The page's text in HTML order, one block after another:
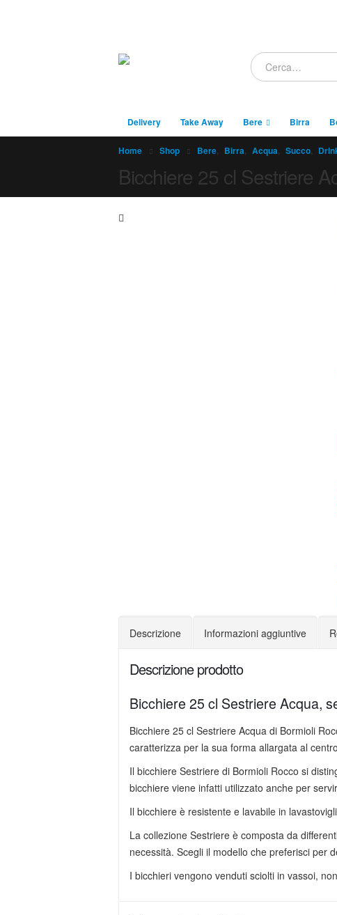
Delivery Take Away Bere Birra
Home Shop Bere, Birra, Acqua, Succo,
Bicchiere 25 cl Sestriere
Descrizione Informazioni aggiuntive
Descrizione prodotto
Bicchiere 25 cl Sestriere Acqua,
Bicchiere 25 cl Sestriere Acqua di Bormioli
caratterizza per la sua forma allargata al
Il bicchiere Sestriere di Bormioli Rocco si
bicchiere viene infatti utilizzato anche per
Il bicchiere è resistente e lavabile in
La collezione Sestriere è composta da
necessità. Scegli il modello che preferisci per
I bicchieri vengono venduti sciolti in vassoi,